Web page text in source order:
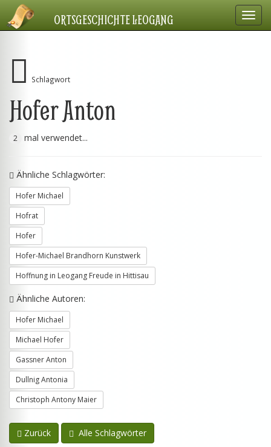
ORTSGESCHICHTE LEOGANG
Schlagwort
Hofer Anton
2 mal verwendet...
Ähnliche Schlagwörter:
Hofer Michael
Hofrat
Hofer
Hofer-Michael Brandhorn Kunstwerk
Hoffnung in Leogang Freude in Hittisau
Ähnliche Autoren:
Hofer Michael
Michael Hofer
Gassner Anton
Dullnig Antonia
Christoph Antony Maier
Zurück Alle Schlagwörter